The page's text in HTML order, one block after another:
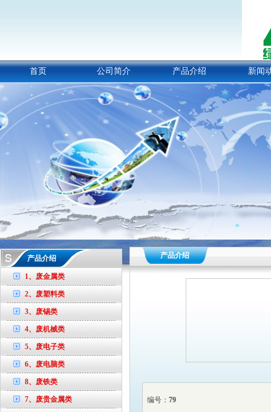
首页 公司简介 产品介绍 新闻
产品介绍
1、废金属类
2、废塑料类
3、废锡类
4、废机械类
5、废电子类
6、废电脑类
8、废铁类
7、废贵金属类
产品介绍
编号： 79